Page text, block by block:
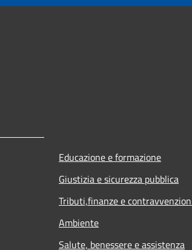
Educazione e formazione
Giustizia e sicurezza pubblica
Tributi,finanze e
Ambiente
Salute, benessere e assistenza